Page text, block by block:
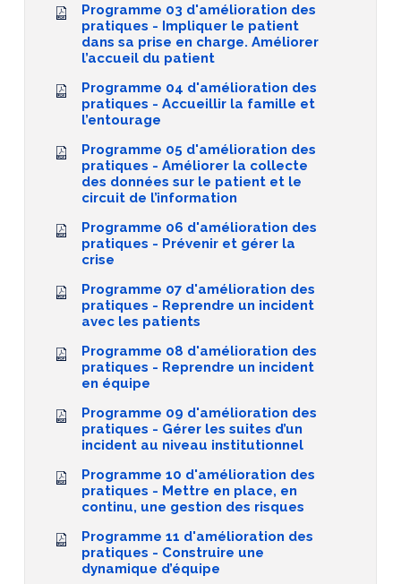
Programme 03 d'amélioration des
pratiques - Impliquer le patient
dans sa prise en charge. Améliorer
l’accueil du patient
Programme 04 d'amélioration des
pratiques - Accueillir la famille et
l’entourage
Programme 05 d'amélioration des
pratiques - Améliorer la collecte
des données sur le patient et le
circuit de l’information
Programme 06 d'amélioration des
pratiques - Prévenir et gérer la
crise
Programme 07 d'amélioration des
pratiques - Reprendre un incident
avec les patients
Programme 08 d'amélioration des
pratiques - Reprendre un incident
en équipe
Programme 09 d'amélioration des
pratiques - Gérer les suites d’un
incident au niveau institutionnel
Programme 10 d'amélioration des
pratiques - Mettre en place, en
continu, une gestion des risques
Programme 11 d'amélioration des
pratiques - Construire une
dynamique d’équipe